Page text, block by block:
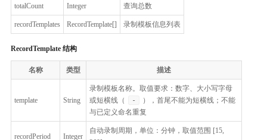
totalCount Integer 查询总数
recordTemplates RecordTemplate[] 录制模板信息列表
RecordTemplate 结构
名称 类型 描述
template String
录制模板名称。取值要求：数字、大小写字母
或短横线（
-
），首尾不能为短横线；不能
与已定义命名重复
recordPeriod Integer
自动录制周期，单位：分钟，取值范围 [15,